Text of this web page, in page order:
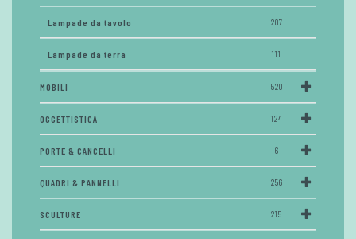
Lampade da tavolo 207
Lampade da terra 111
MOBILI 520
OGGETTISTICA 124
PORTE & CANCELLI 6
QUADRI & PANNELLI 256
SCULTURE 215